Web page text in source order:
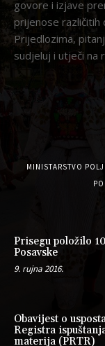
govore i izjave
prijenose različitih
Prijedlozima,
sudjeluj i utječi na
MINISTARSTVO
Prisegu položilo
Posavske
9. rujna 2016.
Obavijest o
Registra
materija (PRTR)